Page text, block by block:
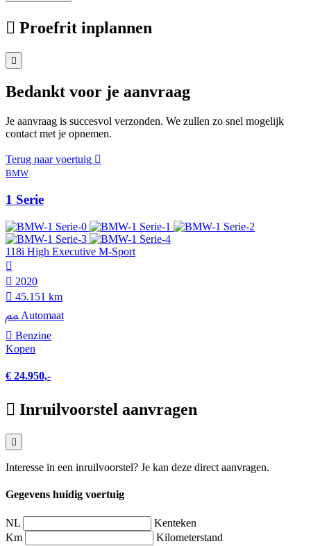
Proefrit inplannen
Bedankt voor je aanvraag
Je aanvraag is succesvol verzonden. We zullen zo snel mogelijk
contact met je opnemen.
Terug naar voertuig
BMW
1 Serie
118i High Executive M-Sport
2020
45.151 km
Automaat
Benzine
Kopen
€ 24.950,-
Inruilvoorstel aanvragen
Interesse in een inruilvoorstel? Je kan deze direct aanvragen.
Gegevens huidig voertuig
NL
Kenteken
Km
Kilometerstand